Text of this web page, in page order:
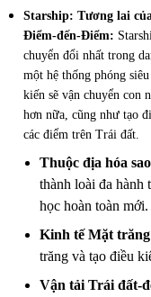
Starship: Tương lai
Điểm-đến-Điểm:
chuyển đổi nhất trong
một hệ thống phóng
kiến sẽ vận chuyển con
hơn nữa, cũng như tạo
các điểm trên Trái đất.
Thuộc địa hóa
thành loài đa hành
học hoàn toàn mới.
Kinh tế Mặt
trăng và tạo điều
Vận tải Trái đất-